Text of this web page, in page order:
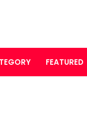
FEATURED